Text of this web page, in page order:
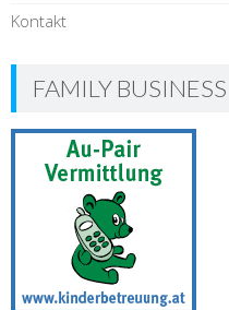
Kontakt
FAMILY BUSINESS